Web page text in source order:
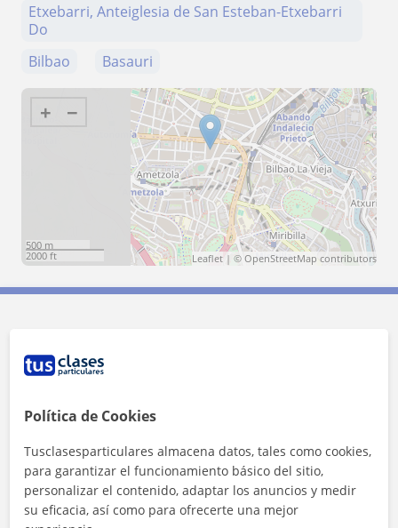
Etxebarri, Anteiglesia de San Esteban-Etxebarri
Do
Bilbao
Basauri
+ −
500 m
2000 ft
Leaflet| © OpenStreetMap contributors
Política de Cookies
Tusclasesparticulares almacena datos, tales como cookies,
para garantizar el funcionamiento básico del sitio,
personalizar el contenido, adaptar los anuncios y medir
su eficacia, así como para ofrecerte una mejor